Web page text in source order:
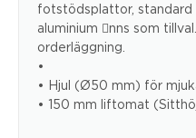
fotstödsplattor, standard
aluminium nns som
orderläggning.
•
• Hjul (Ø50 mm) för
• 150 mm liftomat